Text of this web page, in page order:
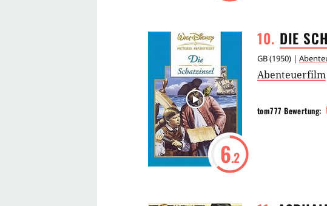
10. DIE
GB(1950) |
6.2
Abenteuerfilm
tom777 Bewertung: